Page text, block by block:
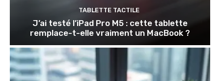
TABLETTE TACTILE
J’ai testé l’iPad Pro M5 : cette tablette
remplace-t-elle vraiment un MacBook ?